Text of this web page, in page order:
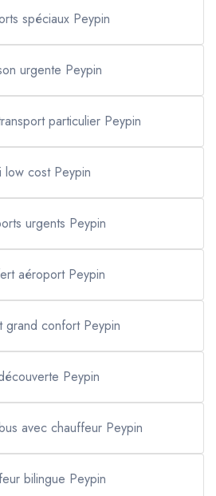
spéciaux Peypin
urgente Peypin
particulier Peypin
low cost Peypin
urgents Peypin
aéroport Peypin
grand confort Peypin
Peypin
avec chauffeur Peypin
bilingue Peypin